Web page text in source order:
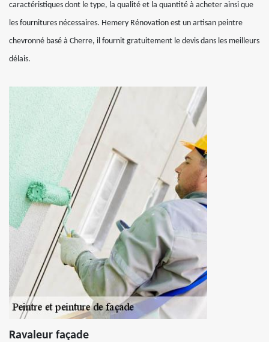
caractéristiques dont le type, la qualité et la quantité à acheter ainsi que
les fournitures nécessaires. Hemery Rénovation est un artisan peintre
chevronné basé à Cherre, il fournit gratuitement le devis dans les meilleurs
délais.
Ravaleur façade